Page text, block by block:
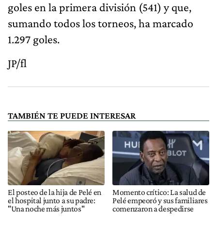
goles en la primera división (541) y que,
sumando todos los torneos, ha marcado
1.297 goles.
JP/fl
TAMBIÉN TE PUEDE INTERESAR
El posteo de la hija de Pelé en
el hospital junto a su padre:
"Una noche más juntos"
Momento crítico: La salud de
Pelé empeoró y sus familiares
comenzaron a despedirse